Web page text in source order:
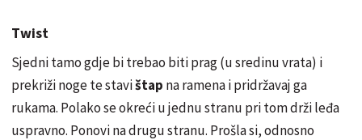
Twist
Sjedni tamo gdje bi trebao biti prag (u sredinu vrata) i
prekriži noge te stavištap na ramena i pridržavaj ga
rukama. Polako se okreći u jednu stranu pri tom drži leđa
uspravno. Ponovi na drugu stranu. Prošla si, odnosno